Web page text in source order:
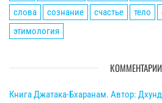
слова
сознание счастье тело
этимология
Книга Джатака-Бхаранам. Автор: